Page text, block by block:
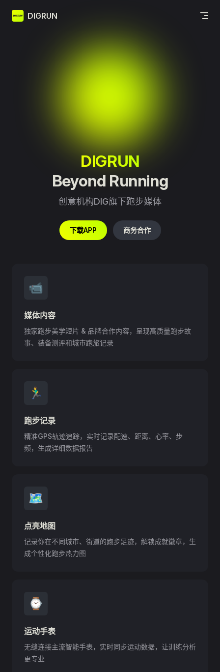
Skip to content
DIGRUN
DIGRUN
Beyond Running
创意机构DIG旗下跑步媒体
下载APP 商务合作
📹
媒体内容
独家跑步美学短片 & 品牌合作内容，呈现高质量跑步故
事、装备测评和城市跑旅记录
🏃‍♂️
跑步记录
精准GPS轨迹追踪，实时记录配速、距离、心率、步
频，生成详细数据报告
🗺
点亮地图
记录你在不同城市、街道的跑步足迹，解锁成就徽章，生
成个性化跑步热力图
⌚️
运动手表
无缝连接主流智能手表，实时同步运动数据，让训练分析
更专业